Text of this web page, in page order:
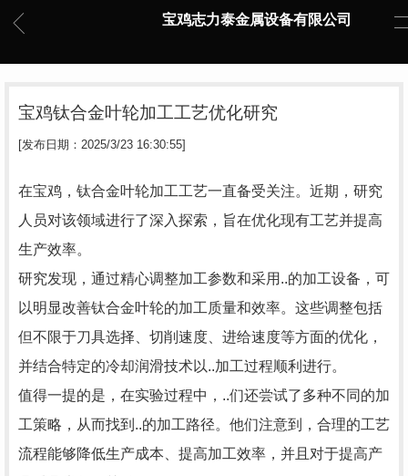
宝鸡志力泰金属设备有限公司
宝鸡钛合金叶轮加工工艺优化研究
[发布日期：2025/3/23 16:30:55]
在宝鸡，钛合金叶轮加工工艺一直备受关注。近期，研究
人员对该领域进行了深入探索，旨在优化现有工艺并提高
生产效率。
研究发现，通过精心调整加工参数和采用..的加工设备，可
以明显改善钛合金叶轮的加工质量和效率。这些调整包括
但不限于刀具选择、切削速度、进给速度等方面的优化，
并结合特定的冷却润滑技术以..加工过程顺利进行。
值得一提的是，在实验过程中，..们还尝试了多种不同的加
工策略，从而找到..的加工路径。他们注意到，合理的工艺
流程能够降低生产成本、提高加工效率，并且对于提高产